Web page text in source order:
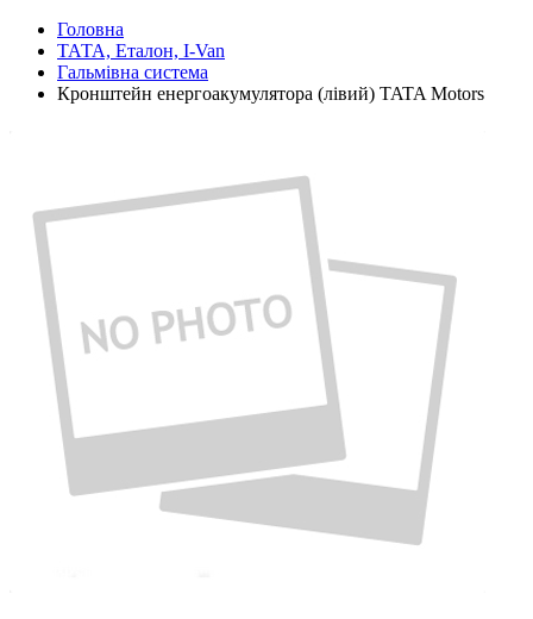
Головна
ТАТА, Еталон, I-Van
Гальмівна система
Кронштейн енергоакумулятора (лівий) TATA Motors